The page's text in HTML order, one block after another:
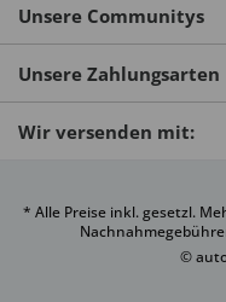
Unsere Communitys
Unsere Zahlungsarten
Wir versenden mit:
* Alle Preise inkl. gesetzl.
©